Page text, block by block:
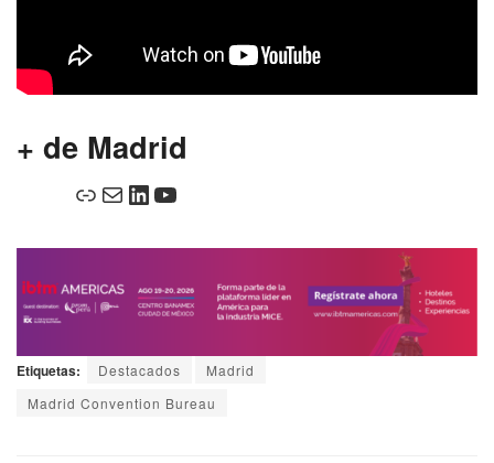
+ de Madrid
Etiquetas: Destacados
Madrid
Madrid Convention Bureau